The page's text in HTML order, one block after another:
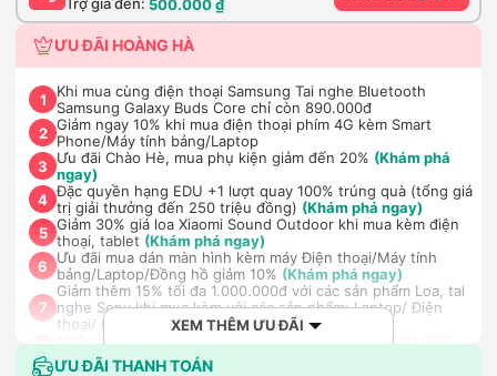
500.000 ₫
ƯU ĐÃI HOÀNG HÀ
1
Khi mua cùng điện thoại Samsung Tai nghe Bluetooth
Samsung Galaxy Buds Core chỉ còn 890.000đ
2 Giảm ngay 10% khi mua điện thoại phím 4G kèm Smart
Phone/Máy tính bảng/Laptop
3
Ưu đãi Chào Hè, mua phụ kiện giảm đến 20% (Khám phá
ngay)
4 Đặc quyền hạng EDU +1 lượt quay 100% trúng quà (tổng giá
trị giải thưởng đến 250 triệu đồng) (Khám phá ngay)
5 Giảm 30% giá loa Xiaomi Sound Outdoor khi mua kèm điện
thoại, tablet (Khám phá ngay)
6
Ưu đãi mua dán màn hình kèm máy Điện thoại/Máy tính
bảng/Laptop/Đồng hồ giảm 10% (Khám phá ngay)
7
Giảm thêm 15% tối đa 1.000.000đ với các sản phẩm Loa, tai
nghe Sony khi mua kèm với các sản phẩm: Laptop/ Điện
thoại/ Đồng hồ thông minh(Khám phá ngay)
8 Nhận báo giá tốt nhất cho khách hàng doanh nghiệp B2B
khi mua số lượng lớn(Khám phá ngay)
XEM THÊM ƯU ĐÃI
ƯU ĐÃI THANH TOÁN